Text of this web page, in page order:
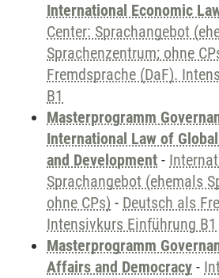
International Economic
Center: Sprachangebot
Sprachenzentrum; ohne
Fremdsprache (DaF).
B1
Masterprogramm
International Law of
and Development -
Sprachangebot (ehemals
ohne CPs) - Deutsch als
Intensivkurs Einführung B1
Masterprogramm
Affairs and Democracy -